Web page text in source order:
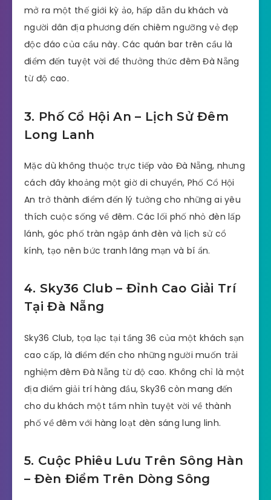
mở ra một thế giới kỳ ảo, hấp dẫn du khách và
người dân địa phương đến chiêm ngưỡng vẻ đẹp
độc đáo của cầu này. Các quán bar trên cầu là
điểm đến tuyệt vời để thưởng thức đêm Đà Nẵng
từ độ cao.
3. Phố Cổ Hội An – Lịch Sử Đêm
Long Lanh
Mặc dù không thuộc trực tiếp vào Đà Nẵng, nhưng
cách đây khoảng một giờ di chuyển, Phố Cổ Hội
An trở thành điểm đến lý tưởng cho những ai yêu
thích cuộc sống về đêm. Các lối phố nhỏ đèn lấp
lánh, góc phố tràn ngập ánh đèn và lịch sử cổ
kính, tạo nên bức tranh lãng mạn và bí ẩn.
4. Sky36 Club – Đỉnh Cao Giải Trí
Tại Đà Nẵng
Sky36 Club, tọa lạc tại tầng 36 của một khách sạn
cao cấp, là điểm đến cho những người muốn trải
nghiệm đêm Đà Nẵng từ độ cao. Không chỉ là một
địa điểm giải trí hàng đầu, Sky36 còn mang đến
cho du khách một tầm nhìn tuyệt vời về thành
phố về đêm với hàng loạt đèn sáng lung linh.
5. Cuộc Phiêu Lưu Trên Sông Hàn
– Đèn Điểm Trên Dòng Sông